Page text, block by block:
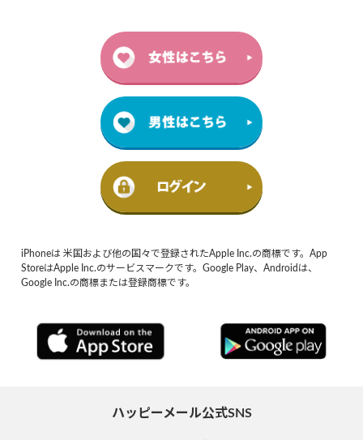
iPhoneは 米国および他の国々で登録されたApple Inc.の商標です。App
StoreはApple Inc.のサービスマークです。Google Play、Androidは、
Google Inc.の商標または登録商標です。
ハッピーメール公式SNS